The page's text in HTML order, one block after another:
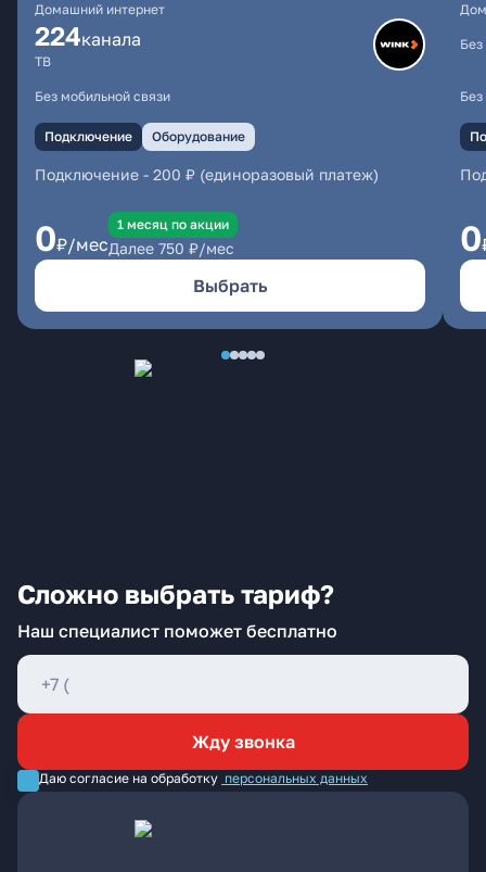
Домашний интернет
224каналa
ТВ
Без мобильной связи
Подключение Оборудование
Подключение - 200 ₽ (единоразовый платеж)
0₽/мес
1 месяц по акции
Далее 750 ₽/мес
Выбрать
0
Сложно выбрать тариф?
Наш специалист поможет бесплатно
Жду звонка
Даю согласие на обработку персональных данных